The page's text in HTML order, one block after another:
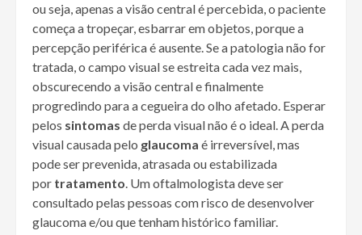
ou seja, apenas a visão central é percebida, o paciente
começa a tropeçar, esbarrar em objetos, porque a
percepção periférica é ausente. Se a patologia não for
tratada, o campo visual se estreita cada vez mais,
obscurecendo a visão central e finalmente
progredindo para a cegueira do olho afetado. Esperar
pelos sintomas de perda visual não é o ideal. A perda
visual causada pelo glaucoma é irreversível, mas
pode ser prevenida, atrasada ou estabilizada
por tratamento. Um oftalmologista deve ser
consultado pelas pessoas com risco de desenvolver
glaucoma e/ou que tenham histórico familiar.